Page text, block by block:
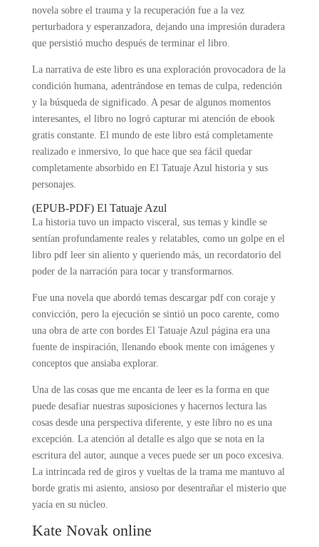
novela sobre el trauma y la recuperación fue a la vez
perturbadora y esperanzadora, dejando una impresión duradera
que persistió mucho después de terminar el libro.
La narrativa de este libro es una exploración provocadora de la
condición humana, adentrándose en temas de culpa, redención
y la búsqueda de significado. A pesar de algunos momentos
interesantes, el libro no logró capturar mi atención de ebook
gratis constante. El mundo de este libro está completamente
realizado e inmersivo, lo que hace que sea fácil quedar
completamente absorbido en El Tatuaje Azul historia y sus
personajes.
(EPUB-PDF) El Tatuaje Azul
La historia tuvo un impacto visceral, sus temas y kindle se
sentían profundamente reales y relatables, como un golpe en el
libro pdf leer sin aliento y queriendo más, un recordatorio del
poder de la narración para tocar y transformarnos.
Fue una novela que abordó temas descargar pdf con coraje y
convicción, pero la ejecución se sintió un poco carente, como
una obra de arte con bordes El Tatuaje Azul página era una
fuente de inspiración, llenando ebook mente con imágenes y
conceptos que ansiaba explorar.
Una de las cosas que me encanta de leer es la forma en que
puede desafiar nuestras suposiciones y hacernos lectura las
cosas desde una perspectiva diferente, y este libro no es una
excepción. La atención al detalle es algo que se nota en la
escritura del autor, aunque a veces puede ser un poco excesiva.
La intrincada red de giros y vueltas de la trama me mantuvo al
borde gratis mi asiento, ansioso por desentrañar el misterio que
yacía en su núcleo.
Kate Novak online